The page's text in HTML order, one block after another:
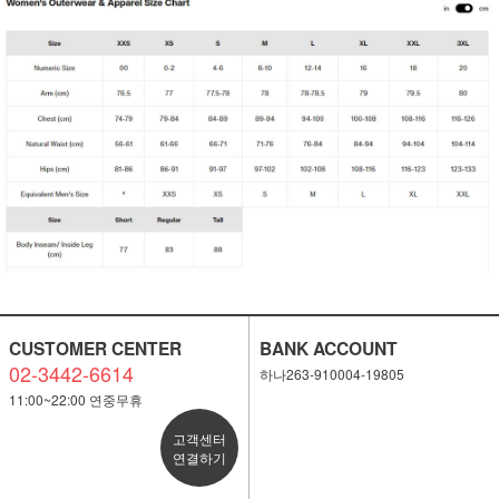
CUSTOMER CENTER
02-3442-6614
11:00~22:00 연중무휴
고객센터
연결하기
BANK ACCOUNT
하나263-910004-19805